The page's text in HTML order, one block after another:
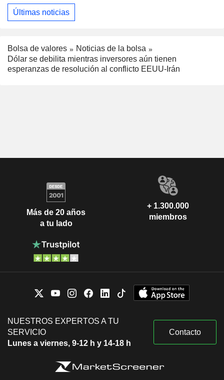
Últimas noticias
Bolsa de valores
Noticias de la bolsa
Dólar se debilita mientras inversores aún tienen
esperanzas de resolución al conflicto EEUU-Irán
Más de 20 años
a tu lado
+ 1.300.000
miembros
NUESTROS EXPERTOS A TU
SERVICIO
Lunes a viernes, 9-12 h y 14-18 h
Contacto